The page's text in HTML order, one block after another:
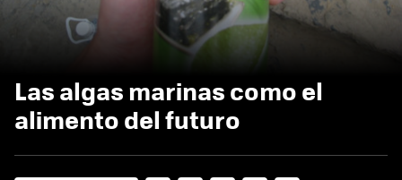
Las algas marinas como el
alimento del futuro